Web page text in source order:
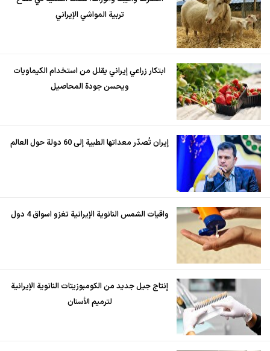
تربية المواشي الإيراني
ابتكار زراعي إيراني يقلل من استخدام الكيماويات
ويحسن جودة المحاصيل
إيران تُصدّر معداتها الطبية إلى 60 دولة حول العالم
واقيات الشمس النانوية الإيرانية تغزو اسواق 4 دول
إنتاج جيل جديد من الكومبوزيتات النانوية الإيرانية
لترميم الأسنان